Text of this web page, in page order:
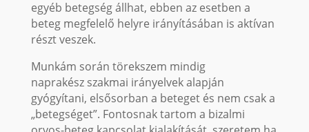
egyéb betegség állhat, ebben az esetben a
beteg megfelelő helyre irányításában is aktívan
részt veszek.
Munkám során törekszem mindig
naprakész szakmai irányelvek alapján
gyógyítani, elsősorban a beteget és nem csak a
„betegséget”. Fontosnak tartom a bizalmi